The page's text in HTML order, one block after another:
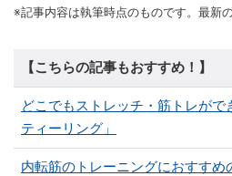
※記事内容は執筆時点のものです。最新
【こちらの記事もおすすめ！】
どこでもストレッチ・筋トレがで
ティーリング」
内転筋のトレーニングにおすすめ